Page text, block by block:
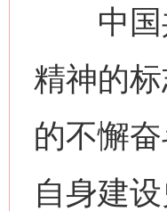
中国共
精神的
的不懈
自身建